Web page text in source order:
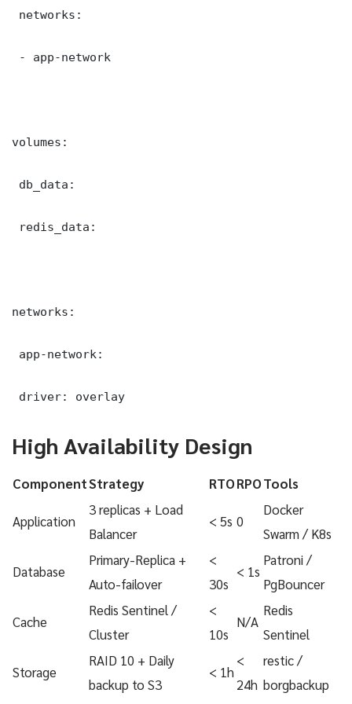
networks:
- app-network
volumes:
db_data:
redis_data:
networks:
app-network:
driver: overlay
High Availability Design
ComponentStrategy RTORPOTools
Application
3 replicas + Load
Balancer
< 5s 0
Docker
Swarm / K8s
Database
Primary-Replica +
Auto-failover
<
30s
< 1s
Patroni /
PgBouncer
Cache
Redis Sentinel /
Cluster
<
10s
N/A
Redis
Sentinel
Storage
RAID 10 + Daily
backup to S3
< 1h
<
24h
restic /
borgbackup